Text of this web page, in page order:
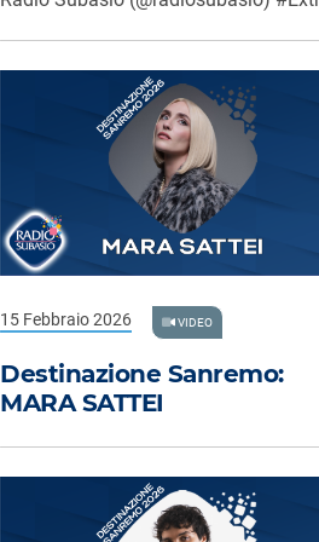
Destinazione Sanremo:
MARA SATTEI
15 Febbraio 2026 VIDEO